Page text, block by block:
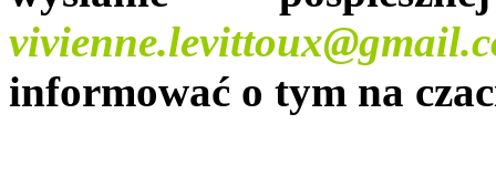
informować o tym na